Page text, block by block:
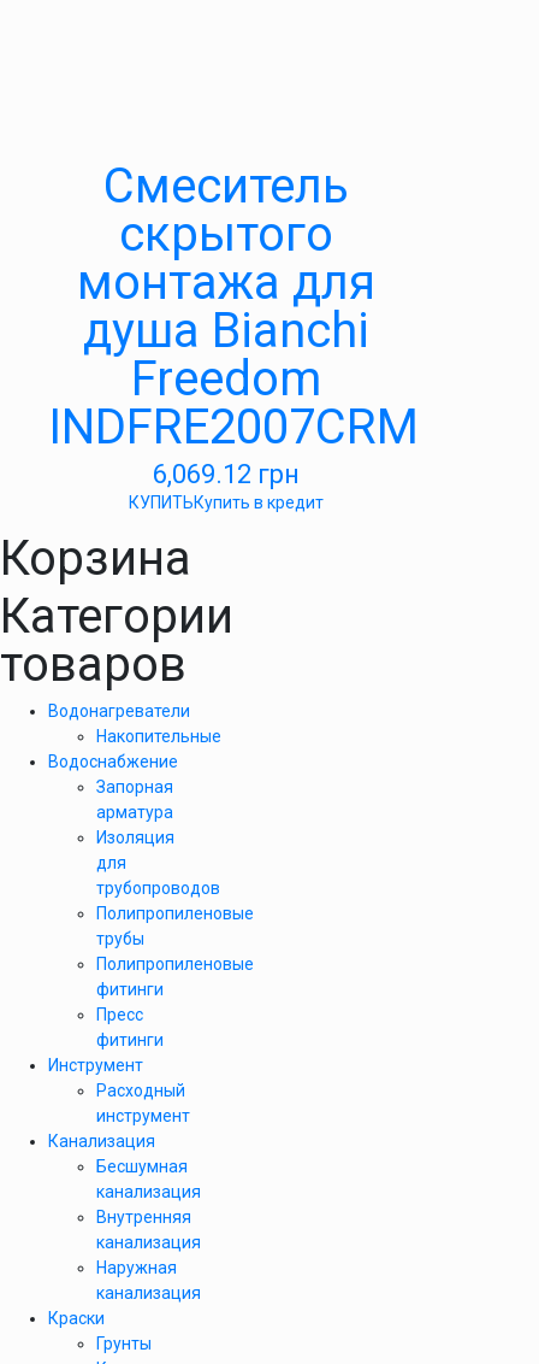
Смеситель
скрытого
монтажа для
душа Bianchi
Freedom
INDFRE2007CRM
6,069.12 грн
КУПИТЬКупить в кредит
Корзина
Категории
товаров
Водонагреватели
Накопительные
Водоснабжение
Запорная
арматура
Изоляция
для
трубопроводов
Полипропиленовые
трубы
Полипропиленовые
фитинги
Пресс
фитинги
Инструмент
Расходный
инструмент
Канализация
Бесшумная
канализация
Внутренняя
канализация
Наружная
канализация
Краски
Грунты